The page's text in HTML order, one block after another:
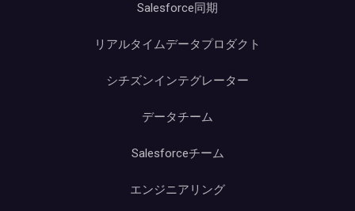
Salesforce同期
リアルタイムデータプロダクト
シチズンインテグレーター
データチーム
Salesforceチーム
エンジニアリング